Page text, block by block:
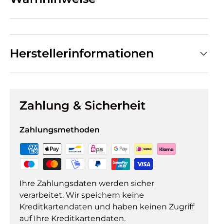
Herstellerinformationen
Zahlung & Sicherheit
Zahlungsmethoden
Ihre Zahlungsdaten werden sicher
verarbeitet. Wir speichern keine
Kreditkartendaten und haben keinen Zugriff
auf Ihre Kreditkartendaten.